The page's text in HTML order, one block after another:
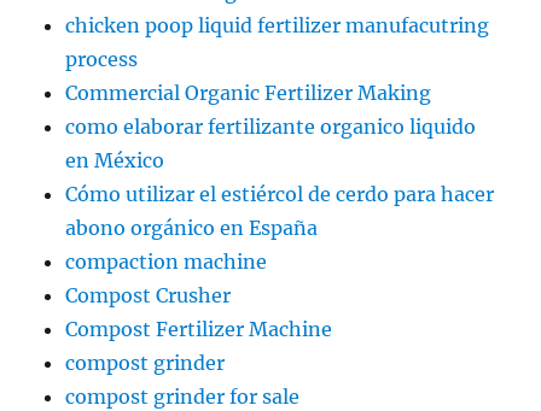
chicken poop liquid fertilizer manufacutring
process
Commercial Organic Fertilizer Making
como elaborar fertilizante organico liquido
en México
Cómo utilizar el estiércol de cerdo para hacer
abono orgánico en España
compaction machine
Compost Crusher
Compost Fertilizer Machine
compost grinder
compost grinder for sale